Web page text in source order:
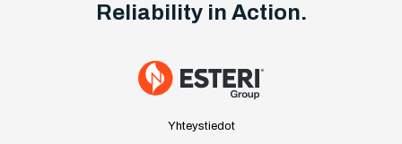
Reliability in Action.
Yhteystiedot